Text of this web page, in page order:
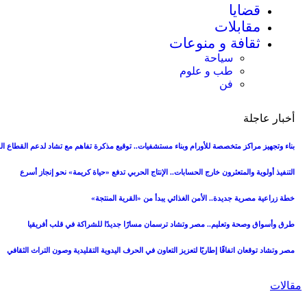
قضايا
مقابلات
ثقافة و منوعات
سياحة
طب و علوم
فن
أخبار عاجلة
بناء وتجهيز مراكز متخصصة للأورام وبناء مستشفيات.. توقيع مذكرة تفاهم مع تشاد لدعم القطاع
التنفيذ أولوية والمتعثرون خارج الحسابات.. الإنتاج الحربي تدفع «حياة كريمة» نحو إنجاز أسرع
خطة زراعية مصرية جديدة.. الأمن الغذائي يبدأ من «القرية المنتجة»
طرق وأسواق وصحة وتعليم.. مصر وتشاد ترسمان مسارًا جديدًا للشراكة في قلب أفريقيا
مصر وتشاد توقعان اتفاقًا إطاريًا لتعزيز التعاون في الحرف اليدوية التقليدية وصون التراث الثقافي
مقالات